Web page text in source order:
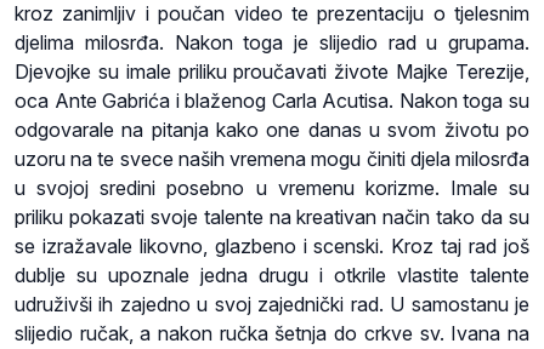
kroz zanimljiv i poučan video te prezentaciju o tjelesnim
djelima milosrđa. Nakon toga je slijedio rad u grupama.
Djevojke su imale priliku proučavati živote Majke Terezije,
oca Ante Gabrića i blaženog Carla Acutisa. Nakon toga su
odgovarale na pitanja kako one danas u svom životu po
uzoru na te svece naših vremena mogu činiti djela milosrđa
u svojoj sredini posebno u vremenu korizme. Imale su
priliku pokazati svoje talente na kreativan način tako da su
se izražavale likovno, glazbeno i scenski. Kroz taj rad još
dublje su upoznale jedna drugu i otkrile vlastite talente
udruživši ih zajedno u svoj zajednički rad. U samostanu je
slijedio ručak, a nakon ručka šetnja do crkve sv. Ivana na